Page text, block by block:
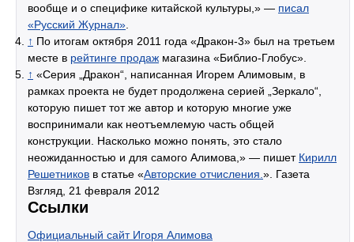
вообще и о специфике китайской культуры,» — писал
«Русский Журнал»
↑ По итогам октября 2011 года «Дракон-3» был на третьем
месте в рейтинге продаж магазина «Библио-Глобус».
↑ «Серия „Дракон“, написанная Игорем Алимовым, в
рамках проекта не будет продолжена серией „Зеркало“,
которую пишет тот же автор и которую многие уже
воспринимали как неотъемлемую часть общей
конструкции. Насколько можно понять, это стало
неожиданностью и для самого Алимова,» — пишет Кирилл
Решетников в статье «Авторские отчисления. ». Газета
Взгляд, 21 февраля 2012
Ссылки
Официальный сайт Игоря Алимова